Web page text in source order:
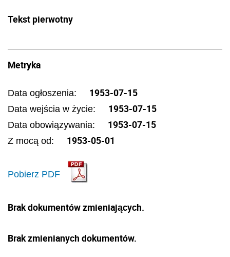
Tekst pierwotny
Metryka
Data ogłoszenia: 1953-07-15
Data wejścia w życie: 1953-07-15
Data obowiązywania: 1953-07-15
Z mocą od: 1953-05-01
Pobierz PDF
Brak dokumentów zmieniających.
Brak zmienianych dokumentów.